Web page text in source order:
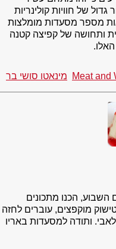
של חוויות קולינריות
מספר מסעדות מומלצות
ותחושה של קפיצה קטנה
Meat and מינאטו סושי בר
הכנו מתכונים
מוקפצים, עוברים לחזה
ותודה למסעדות באריו